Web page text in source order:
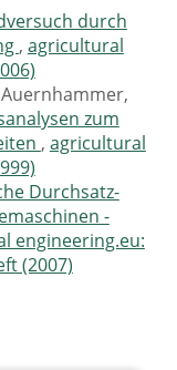
durch
, agricultural
zum
, agricultural
Durchsatz-
-
engineering.eu:
(2007)